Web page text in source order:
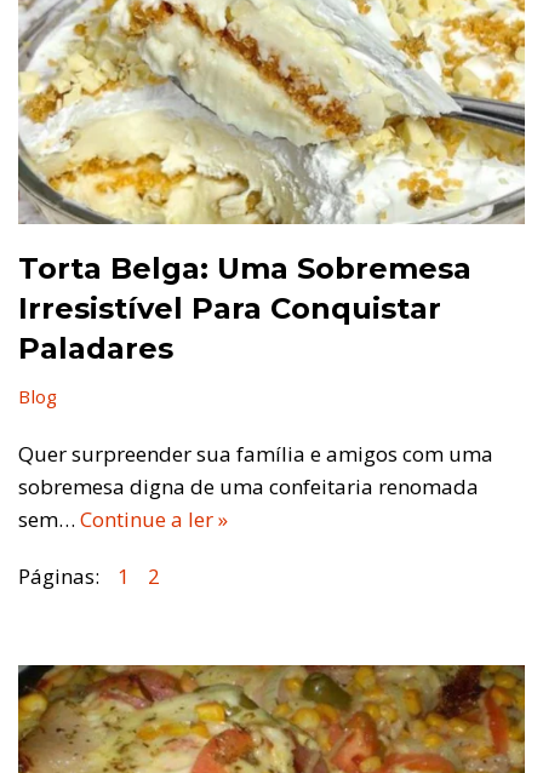
Torta Belga: Uma Sobremesa
Irresistível Para Conquistar
Paladares
Blog
Quer surpreender sua família e amigos com uma
sobremesa digna de uma confeitaria renomada
sem… Continue a ler »
Páginas: 1 2